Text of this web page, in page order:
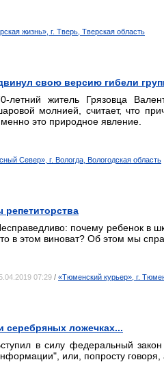
жизнь», г. Тверь, Тверская область
свою версию гибели
летний житель Грязовца
молнией, считает, что
это природное явление.
Север», г. Вологда, Вологодская область
почему ребенок в
в этом виноват? Об этом мы
07:29 / «Тюменский курьер», г.
серебряных ложечках...
в силу федеральный
или, попросту говоря,